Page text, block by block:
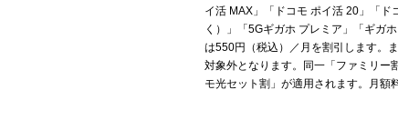
イ活 MAX」「ドコモ ポイ活 20」「
く）」「5Gギガホ プレミア」「ギガ
は550円（税込）／月を割引します。
対象外となります。同一「ファミリー
モ光セット割」が適用されます。月額